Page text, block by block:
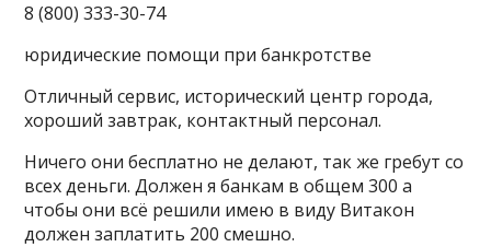
8 (800) 333-30-74
юридические помощи при банкротстве
Отличный сервис, исторический центр города,
хороший завтрак, контактный персонал.
Ничего они бесплатно не делают, так же гребут со
всех деньги. Должен я банкам в общем 300 а
чтобы они всё решили имею в виду Витакон
должен заплатить 200 смешно.